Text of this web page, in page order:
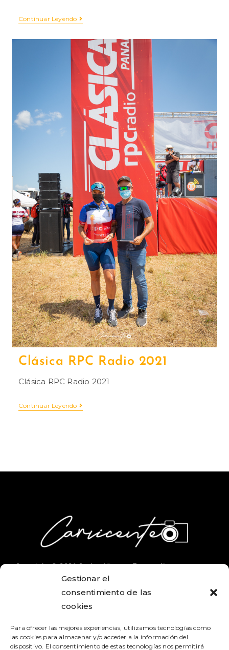
Gestionar el
consentimiento de las
cookies
Para ofrecer las mejores experiencias, utilizamos tecnologías como
las cookies para almacenar y/o acceder a la información del
dispositivo. El consentimiento de estas tecnologías nos permitirá
Continuar Leyendo
Clásica RPC Radio 2021
Clásica RPC Radio 2021
Continuar Leyendo
SÍGUEME
@carvicente
Copyright © 2026 Carlos Vicente Fotografía